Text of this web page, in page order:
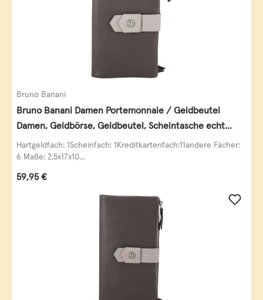
Bruno Banani
Bruno Banani Damen Portemonnaie / Geldbeutel
Damen, Geldbörse, Geldbeutel, Scheintasche echt
Leder
Hartgeldfach: 1Scheinfach: 1Kreditkartenfach:11andere Fächer:
6 Maße: 2,5x17x10...
Regulärer Preis:
59,95 €